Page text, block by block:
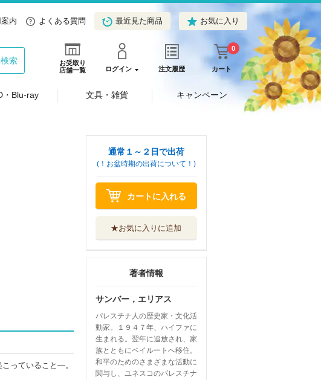
内 よくある質問 最近見た商品 お気に入り
お受取り
店舗一覧
ログイン 注文履歴 カート
0
索
・Blu-ray 文具・雑貨 キャンペーン
っていること―。
通常１～２日で出荷
(！お盆時期の出荷について！)
カートに入れる
★お気に入りに追加
著者情報
サンバー，エリアス
パレスチナ人の歴史家・文化活
動家。１９４７年、ハイファに
生まれる。翌年に追放され、家
族とともにベイルートへ移住。
和平のためのさまざまな活動に
関与し、ユネスコのパレスチナ